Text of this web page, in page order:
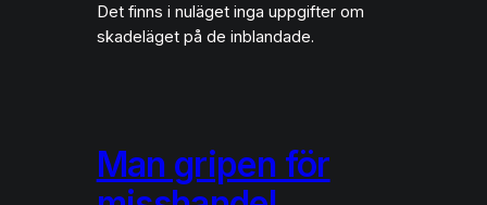
Det finns i nuläget inga uppgifter om
skadeläget på de inblandade.
Man gripen för